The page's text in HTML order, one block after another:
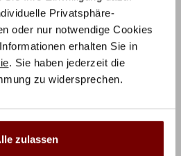
Privatsphäre-
oder nur notwendige Cookies
erhalten Sie in
. Sie haben jederzeit die
zu widersprechen.
zulassen